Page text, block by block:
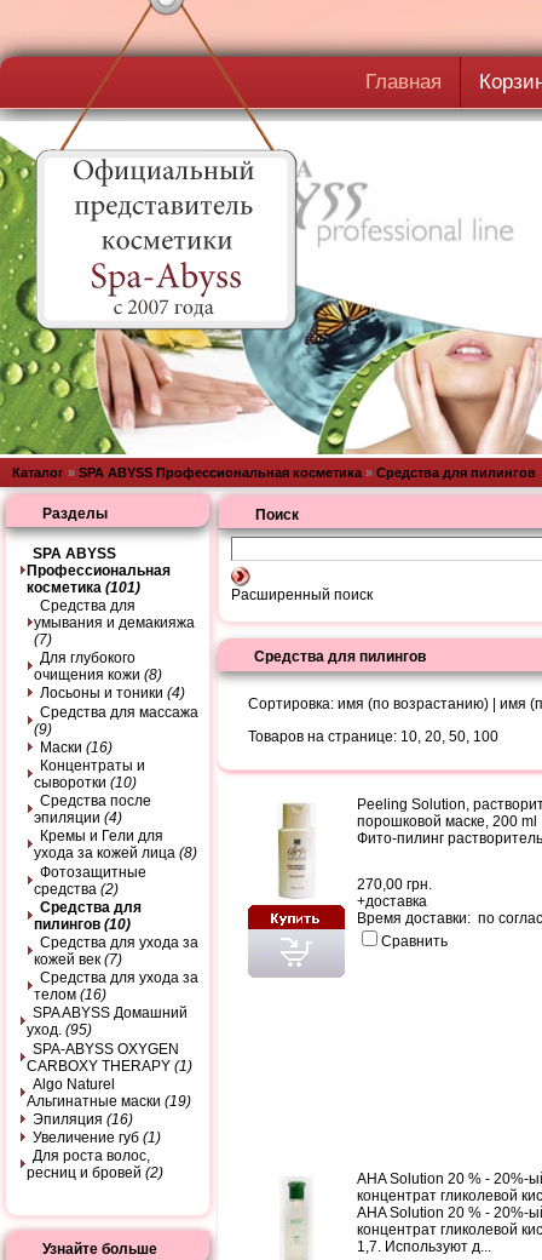
Главная
Каталог » SPA ABYSS Профессиональная косметика » Средства для пилингов
Поиск
Расширенный поиск
Средства для пилингов
Сортировка: имя (по возрастанию)| имя
Товаров на странице: 10, 20, 50, 100
Peeling Solution,
порошковой маске, 200 ml
Фито-пилинг
270,00 грн.
+доставка
Время доставки: по
Сравнить
AHA Solution 20 % - 20%-
концентрат гликолевой
AHA Solution 20 % - 20%-
концентрат гликолевой
1,7. Используют д...
Разделы
SPA ABYSS
Профессиональная
косметика(101)
Средства для
умывания и демакияжа
(7)
Для глубокого
очищения кожи(8)
Лосьоны и тоники(4)
Средства для массажа
(9)
Маски(16)
Концентраты и
сыворотки(10)
Средства после
эпиляции(4)
Кремы и Гели для
ухода за кожей лица(8)
Фотозащитные
средства(2)
Средства для
пилингов(10)
Средства для ухода за
кожей век(7)
Средства для ухода за
телом(16)
SPA ABYSS Домашний
уход.(95)
SPA-ABYSS OXYGEN
CARBOXY THERAPY(1)
Algo Naturel
Альгинатные маски(19)
Эпиляция(16)
Увеличение губ(1)
Для роста волос,
ресниц и бровей(2)
Узнайте больше